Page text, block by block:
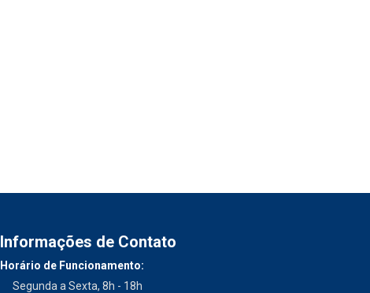
Informações de Contato
Horário de Funcionamento:
Segunda a Sexta, 8h - 18h